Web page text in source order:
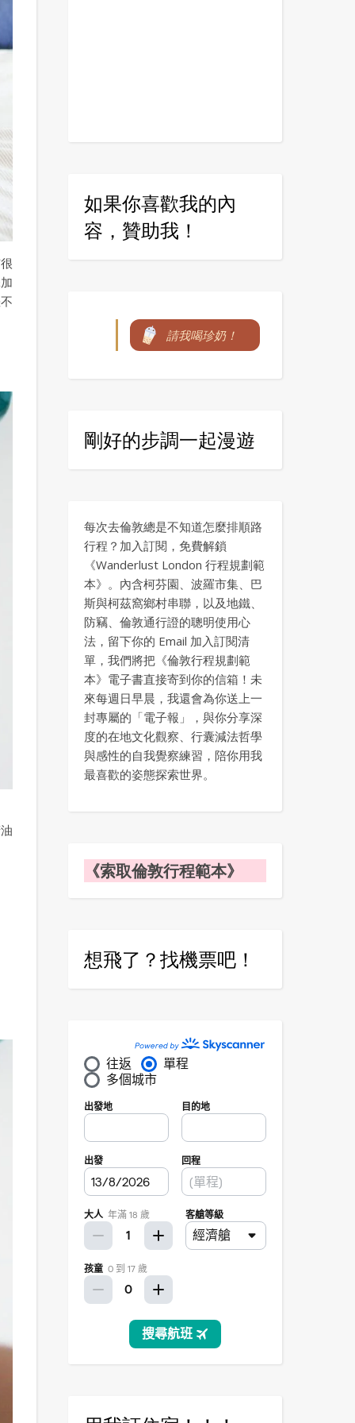
如果你喜歡我的內
容，贊助我！
請我喝珍奶！
剛好的步調一起漫遊
每次去倫敦總是不知道怎麼排順路
行程？加入訂閱，免費解鎖
《Wanderlust London 行程規劃範
本》。內含柯芬園、波羅市集、巴
斯與柯茲窩鄉村串聯，以及地鐵、
防竊、倫敦通行證的聰明使用心
法，留下你的 Email 加入訂閱清
單，我們將把《倫敦行程規劃範
本》電子書直接寄到你的信箱！未
來每週日早晨，我還會為你送上一
封專屬的「電子報」，與你分享深
度的在地文化觀察、行囊減法哲學
與感性的自我覺察練習，陪你用我
最喜歡的姿態探索世界。
《索取倫敦行程範本》
想飛了？找機票吧！